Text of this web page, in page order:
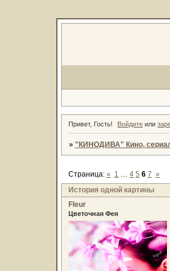
Привет, Гость! Войдите или
» "КИНОДИВА" Кино,
История одной картины
Страница: « 1 … 4 5 6 7 »
Fleur
Цветочная Фея